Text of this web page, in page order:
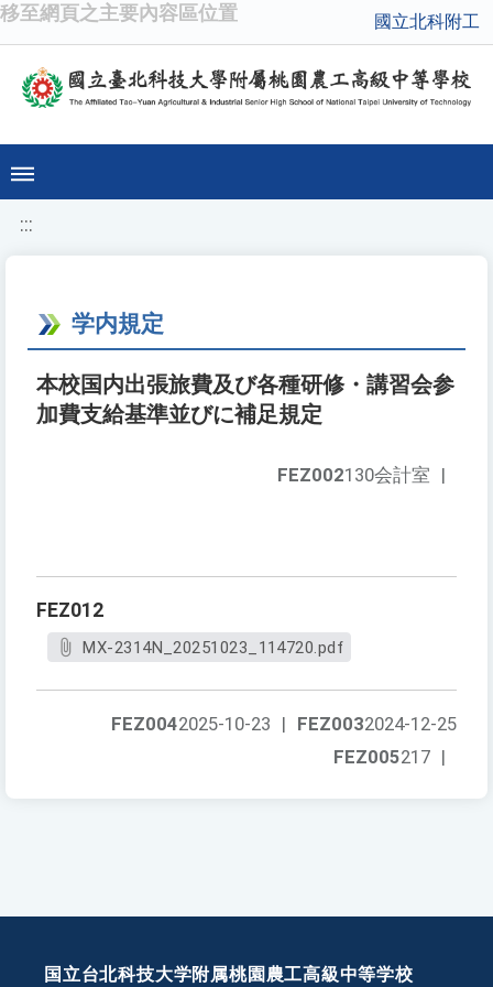
移至網頁之主要內容區位置 國立北科附工
:::
学内規定
本校国内出張旅費及び各種研修・講習会参
加費支給基準並びに補足規定
FEZ002130会計室 |
FEZ012
MX-2314N_20251023_114720.pdf
FEZ0032024-12-25
FEZ0042025-10-23 |
FEZ005217 |
国立台北科技大学附属桃園農工高級中等学校